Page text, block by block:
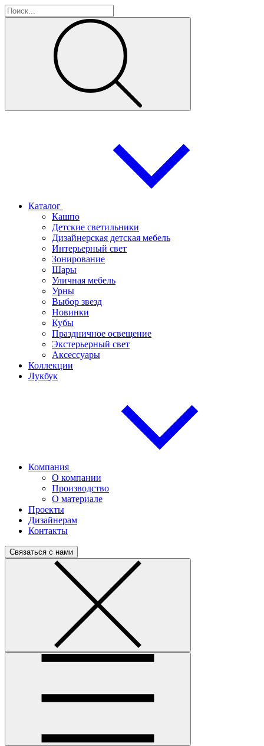
Каталог
Кашпо
Детские светильники
Дизайнерская детская мебель
Интерьерный свет
Зонирование
Шары
Уличная мебель
Урны
Выбор звезд
Новинки
Кубы
Праздничное освещение
Экстерьерный свет
Аксессуары
Коллекции
Лукбук
Компания
О компании
Производство
О материале
Проекты
Дизайнерам
Контакты
Связаться с нами